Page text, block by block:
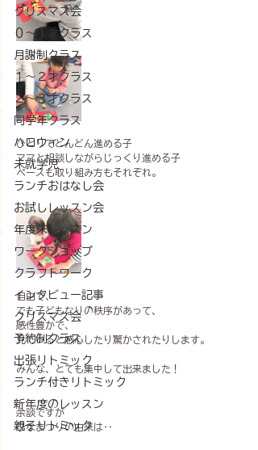
クリスマス会
０～１才クラス
月謝制クラス
１～２才クラス
２～３才クラス
同学年クラス
ハロウィン
未就学児
ランチおはなし会
お試しレッスン会
年度末レッスン
ワークショップ
クラフトワーク
インタビュー記事
クリスマス会
予約制クラス
出張リトミック
ランチ付きリトミック
新年度のレッスン
親子リトミック
ひとりでどんどん進める子
ママと相談しながらじっくり進める子
ペースも取り組み方もそれぞれ。
自由で、
でも子どもなりの秩序があって、
感性豊かで、
見ていると感心したり驚かされたりします。
みんな、とても集中して出来ました！
余談ですが
ひなまつりの由来は‥